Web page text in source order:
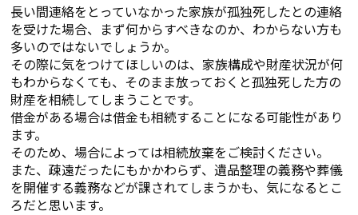
長い間連絡をとっていなかった家族が孤独死したとの連絡
を受けた場合、まず何からすべきなのか、わからない方も
多いのではないでしょうか。
その際に気をつけてほしいのは、家族構成や財産状況が何
もわからなくても、そのまま放っておくと孤独死した方の
財産を相続してしまうことです。
借金がある場合は借金も相続することになる可能性があり
ます。
そのため、場合によっては相続放棄をご検討ください。
また、疎遠だったにもかかわらず、遺品整理の義務や葬儀
を開催する義務などが課されてしまうかも、気になるとこ
ろだと思います。